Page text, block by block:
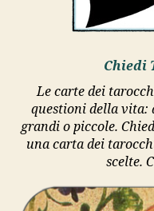
Chiedi
Le carte dei
questioni della vita:
grandi o piccole.
una carta dei
scelte.